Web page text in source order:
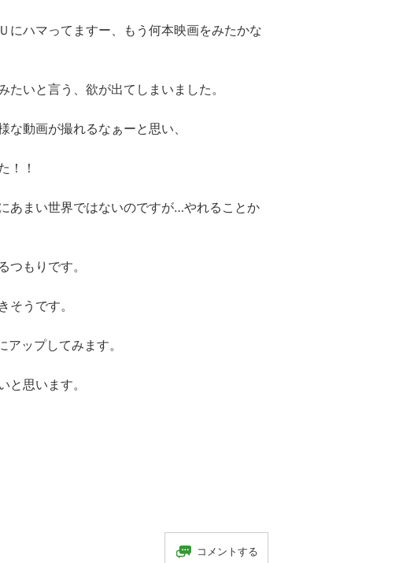
にハマってますー、もう何本映画をみたかな
いと言う、欲が出てしまいました。
動画が撮れるなぁーと思い、
！！
あまい世界ではないのですが…やれることか
つもりです。
そうです。
ップしてみます。
と思います。
コメントする